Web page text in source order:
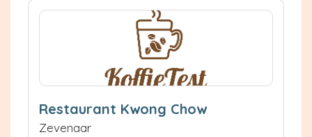
Restaurant Kwong Chow
Zevenaar